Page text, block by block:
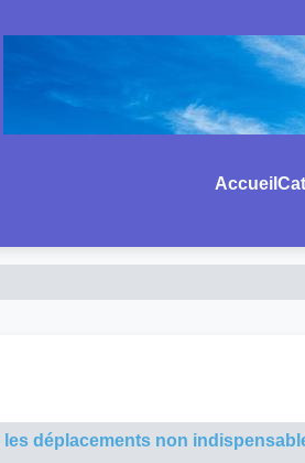
Accueil
déplacements non